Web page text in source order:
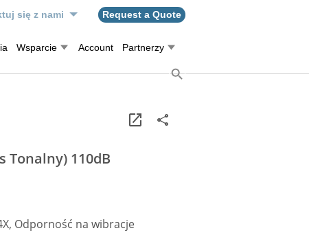
się z nami Request a Quote
Wsparcie Account Partnerzy
Tonalny) 110dB
Odporność na wibracje